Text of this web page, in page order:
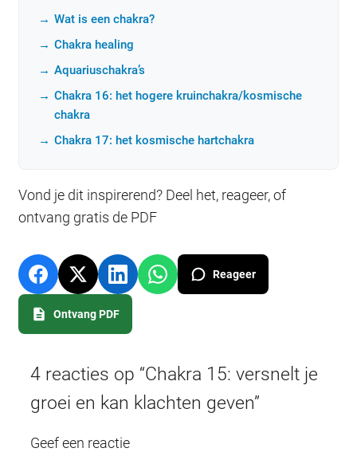
Wat is een chakra?
Chakra healing
Aquariuschakra’s
Chakra 16: het hogere kruinchakra/kosmische
chakra
Chakra 17: het kosmische hartchakra
Vond je dit inspirerend? Deel het, reageer, of
ontvang gratis de PDF
Reageer
Ontvang PDF
4 reacties op “Chakra 15: versnelt je
groei en kan klachten geven”
Geef een reactie